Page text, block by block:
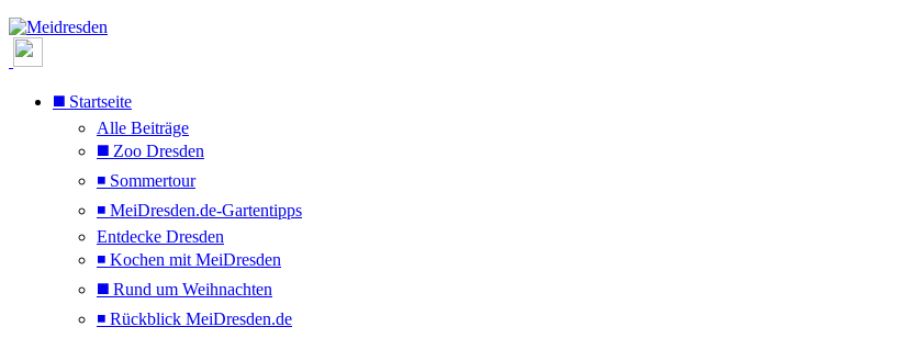
◼️ Startseite
Alle Beiträge
◼️ Zoo Dresden
◾ Sommertour
◾ MeiDresden.de-Gartentipps
Entdecke Dresden
◾ Kochen mit MeiDresden
◼️ Rund um Weihnachten
◾ Rückblick MeiDresden.de